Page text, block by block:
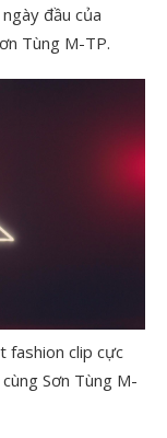
đầu của
Tùng M-TP.
fashion clip cực
Sơn Tùng M-